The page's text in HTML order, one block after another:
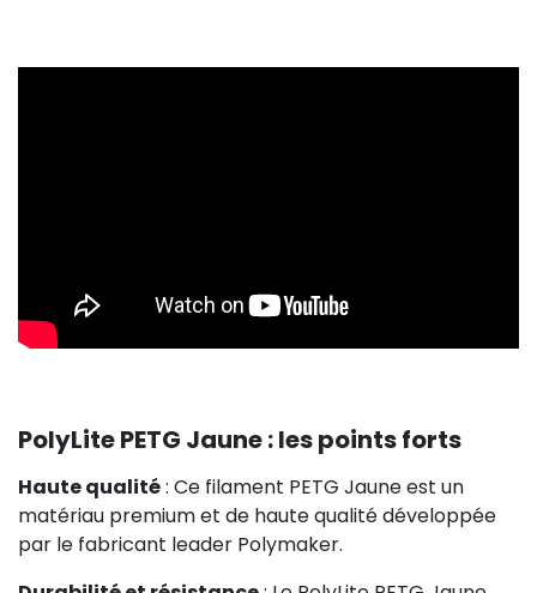
PolyLite PETG Jaune : les points forts
Haute qualité: Ce filament PETG Jaune est un
matériau premium et de haute qualité développée
par le fabricant leader Polymaker.